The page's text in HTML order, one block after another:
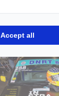
Accept all